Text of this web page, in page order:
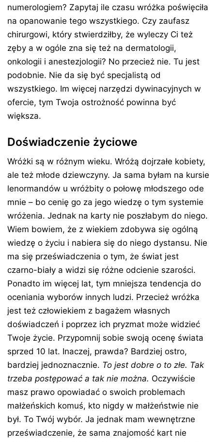
numerologiem? Zapytaj ile czasu wróżka poświęciła
na opanowanie tego wszystkiego. Czy zaufasz
chirurgowi, który stwierdziłby, że wyleczy Ci też
zęby a w ogóle zna się też na dermatologii,
onkologii i anestezjologii? No przecież nie. Tu jest
podobnie. Nie da się być specjalistą od
wszystkiego. Im więcej narzędzi dywinacyjnych w
ofercie, tym Twoja ostrożność powinna być
większa.
Doświadczenie życiowe
Wróżki są w różnym wieku. Wróżą dojrzałe kobiety,
ale też młode dziewczyny. Ja sama byłam na kursie
lenormandów u wróżbity o połowę młodszego ode
mnie – bo cenię go za jego wiedzę o tym systemie
wróżenia. Jednak na karty nie poszłabym do niego.
Wiem bowiem, że z wiekiem zdobywa się ogólną
wiedzę o życiu i nabiera się do niego dystansu. Nie
ma się przeświadczenia o tym, że świat jest
czarno-biały a widzi się różne odcienie szarości.
Ponadto im więcej lat, tym mniejsza tendencja do
oceniania wyborów innych ludzi. Przecież wróżka
jest też człowiekiem z bagażem własnych
doświadczeń i poprzez ich pryzmat może widzieć
Twoje życie. Przypomnij sobie swoją ocenę świata
sprzed 10 lat. Inaczej, prawda? Bardziej ostro,
bardziej jednoznacznie. To jest dobre o to złe. Tak
trzeba postępować a tak nie można. Oczywiście
masz prawo opowiadać o swoich problemach
małżeńskich komuś, kto nigdy w małżeństwie nie
był. To Twój wybór. Ja jednak mam wewnętrzne
przeświadczenie, że sama znajomość kart nie